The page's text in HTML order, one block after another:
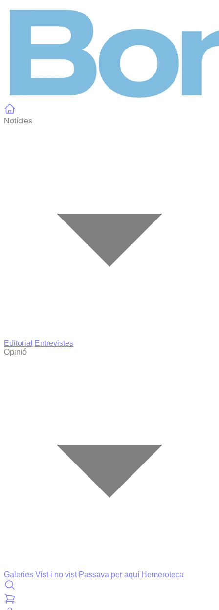
Notícies
Editorial
Entrevistes
Opinió
Galeries Vist i no vist Passava per aquí Hemeroteca